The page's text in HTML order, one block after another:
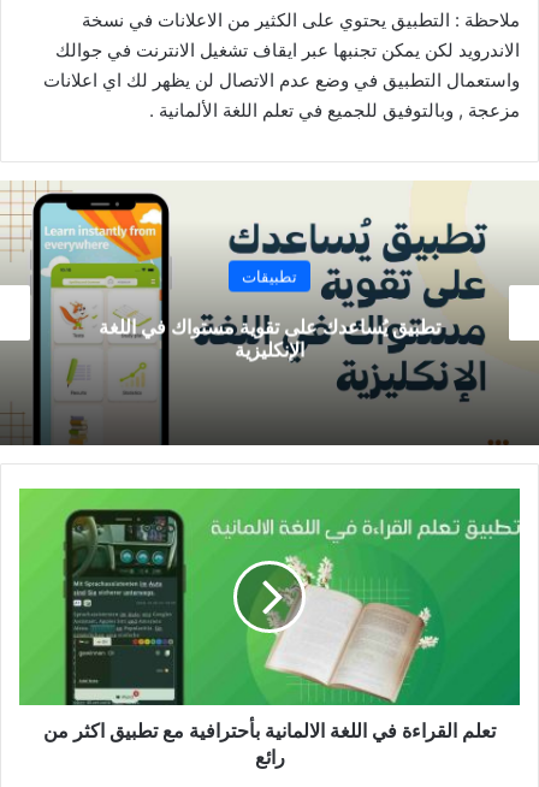
ملاحظة : التطبيق يحتوي على الكثير من الاعلانات في نسخة
الاندرويد لكن يمكن تجنبها عبر ايقاف تشغيل الانترنت في جوالك
واستعمال التطبيق في وضع عدم الاتصال لن يظهر لك اي اعلانات
مزعجة , وبالتوفيق للجميع في تعلم اللغة الألمانية .
تعلم اللغة
تعرّف الآن على أفضل منصة تعليمية للغة الألمانية
واغلب لغات اوربا
القراءة
اكثر
تعلم القراءة في اللغة الالمانية بأحترافية مع تطبيق اكثر من
رائع